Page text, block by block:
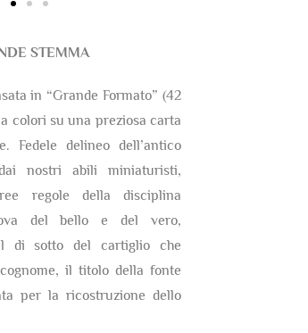
STEMMA
in “Grande Formato” (42
colori su una preziosa carta
Fedele delineo dell’antico
nostri abili miniaturisti,
regole della disciplina
del bello e del vero,
di sotto del cartiglio che
il titolo della fonte
per la ricostruzione dello